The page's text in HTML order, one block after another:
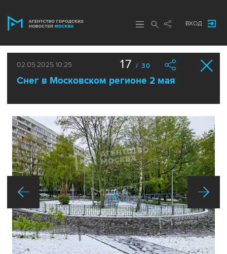
ВХОД
02.05.2025 10:25
Снег в Московском регионе 2 мая
17 / 30